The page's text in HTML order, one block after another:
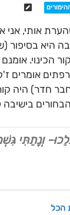
אותי,
היא בסיפור
הכינוי.
אומרים
חדר) היה
בישיבה
וְנָתַתִּי
הכל